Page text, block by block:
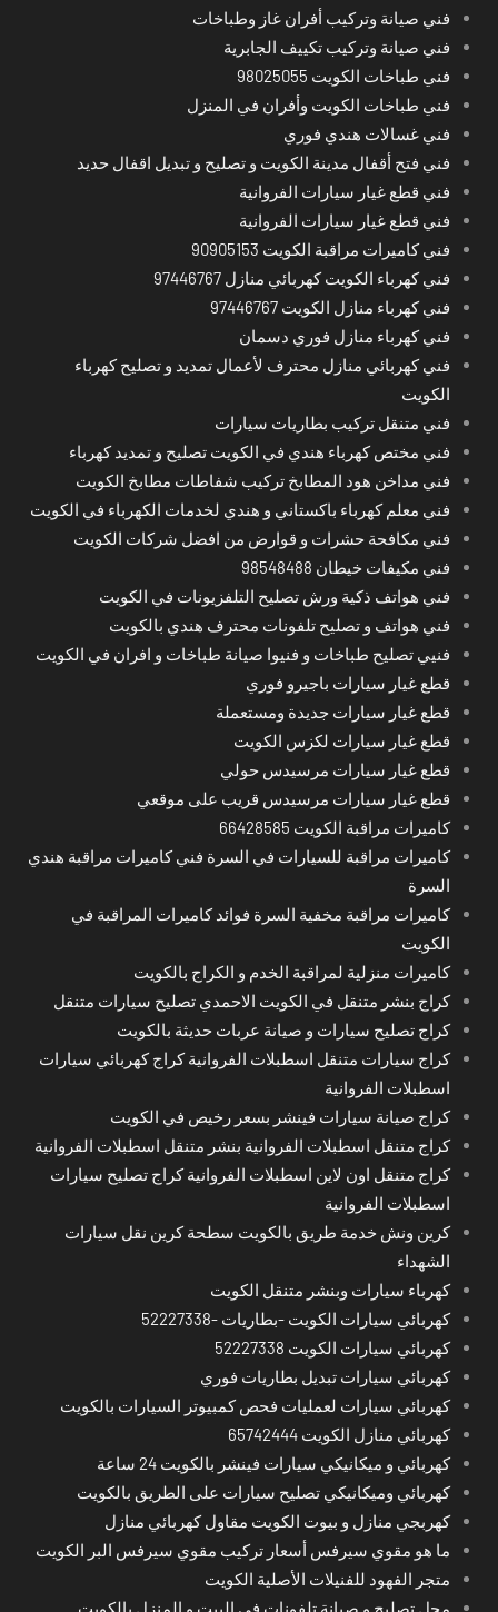
فني صيانة وتركيب أفران غاز وطباخات
فني صيانة وتركيب تكييف الجابرية
فني طباخات الكويت 98025055
فني طباخات الكويت وأفران في المنزل
فني غسالات هندي فوري
فني فتح أقفال مدينة الكويت و تصليح و تبديل اقفال حديد
فني قطع غيار سيارات الفروانية
فني قطع غيار سيارات الفروانية
فني كاميرات مراقبة الكويت 90905153
فني كهرباء الكويت كهربائي منازل 97446767
فني كهرباء منازل الكويت 97446767
فني كهرباء منازل فوري دسمان
فني كهربائي منازل محترف لأعمال تمديد و تصليح كهرباء
الكويت
فني متنقل تركيب بطاريات سيارات
فني مختص كهرباء هندي في الكويت تصليح و تمديد كهرباء
فني مداخن هود المطابخ تركيب شفاطات مطابخ الكويت
فني معلم كهرباء باكستاني و هندي لخدمات الكهرباء في الكويت
فني مكافحة حشرات و قوارض من افضل شركات الكويت
فني مكيفات خيطان 98548488
فني هواتف ذكية ورش تصليح التلفزيونات في الكويت
فني هواتف و تصليح تلفونات محترف هندي بالكويت
فنيي تصليح طباخات و فنيوا صيانة طباخات و افران في الكويت
قطع غيار سيارات باجيرو فوري
قطع غيار سيارات جديدة ومستعملة
قطع غيار سيارات لكزس الكويت
قطع غيار سيارات مرسيدس حولي
قطع غيار سيارات مرسيدس قريب على موقعي
كاميرات مراقبة الكويت 66428585
كاميرات مراقبة للسيارات في السرة فني كاميرات مراقبة هندي
السرة
كاميرات مراقبة مخفية السرة فوائد كاميرات المراقبة في
الكويت
كاميرات منزلية لمراقبة الخدم و الكراج بالكويت
كراج بنشر متنقل في الكويت الاحمدي تصليح سيارات متنقل
كراج تصليح سيارات و صيانة عربات حديثة بالكويت
كراج سيارات متنقل اسطبلات الفروانية كراج كهربائي سيارات
اسطبلات الفروانية
كراج صيانة سيارات فينشر بسعر رخيص في الكويت
كراج متنقل اسطبلات الفروانية بنشر متنقل اسطبلات الفروانية
كراج متنقل اون لاين اسطبلات الفروانية كراج تصليح سيارات
اسطبلات الفروانية
كرين ونش خدمة طريق بالكويت سطحة كرين نقل سيارات
الشهداء
كهرباء سيارات وبنشر متنقل الكويت
كهربائي سيارات الكويت -بطاريات -52227338
كهربائي سيارات الكويت 52227338
كهربائي سيارات تبديل بطاريات فوري
كهربائي سيارات لعمليات فحص كمبيوتر السيارات بالكويت
كهربائي منازل الكويت 65742444
كهربائي و ميكانيكي سيارات فينشر بالكويت 24 ساعة
كهربائي وميكانيكي تصليح سيارات على الطريق بالكويت
كهربجي منازل و بيوت الكويت مقاول كهربائي منازل
ما هو مقوي سيرفس أسعار تركيب مقوي سيرفس البر الكويت
متجر الفهود للفنيلات الأصلية الكويت
محل تصليح و صيانة تلفونات في البيت و المنزل بالكويت